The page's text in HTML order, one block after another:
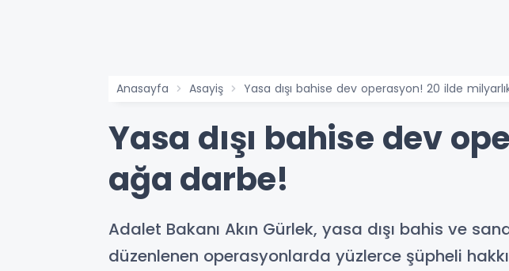
Anasayfa Asayiş Yasa dışı bahise dev operasyon! 20 ilde
Yasa dışı bahise dev
ağa darbe!
Adalet Bakanı Akın Gürlek, yasa dışı bahis ve
düzenlenen operasyonlarda yüzlerce şüpheli